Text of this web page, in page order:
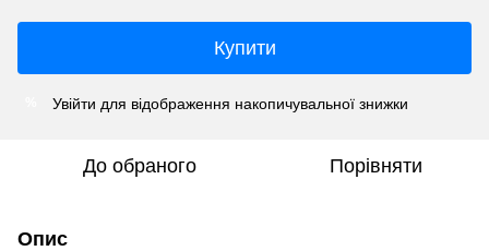
Купити
Увійти для відображення накопичувальної знижки
До обраного Порівняти
Опис